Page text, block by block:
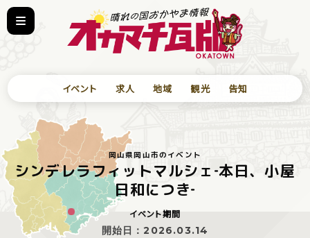
イベント 求人 地域 観光 告知
岡山県岡山市のイベント
シンデレラフィットマルシェ‐本日、小屋
日和につき‐
イベント期間
開始日：2026.03.14